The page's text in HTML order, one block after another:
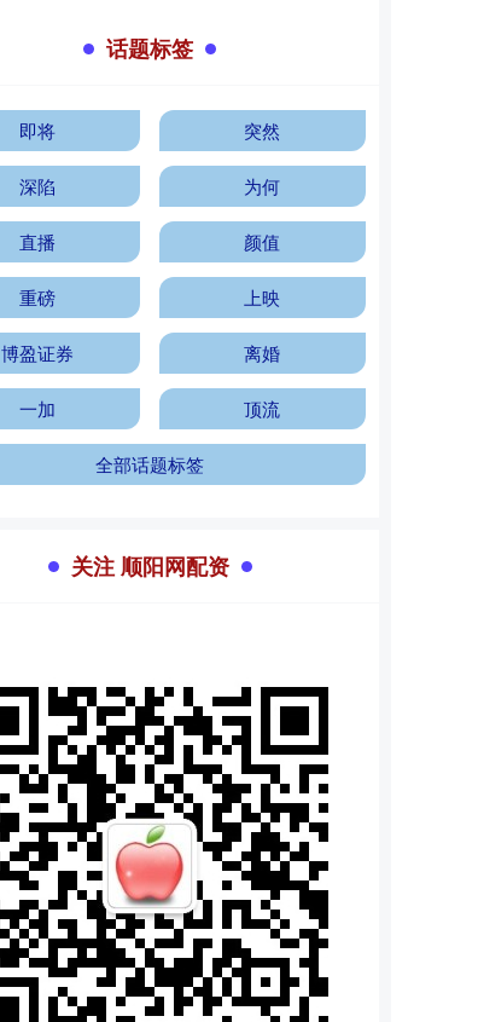
话题标签
即将 突然
深陷 为何
直播 颜值
重磅 上映
博盈证券 离婚
一加 顶流
全部话题标签
关注 顺阳网配资